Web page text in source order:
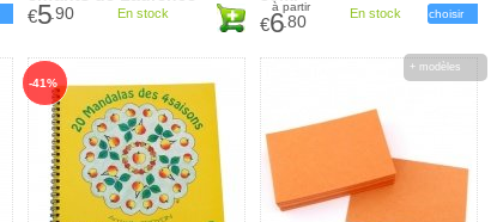
Wittner et Hélène le Héno
€5.90 En stock à partir
€6.80 En stock choisir
-41%
+ modèles